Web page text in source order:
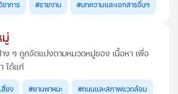
าการ #รายงาน #บทความและเอกสารอื่นๆ
มู่
าง ๆ ถูกจัดแบ่งตามหมวดหมู่ของ เนื้อหา เพื่อ
ได้แก่
สี่ยง #ยานพาหนะ #ถนนและสภาพแวดล้อม